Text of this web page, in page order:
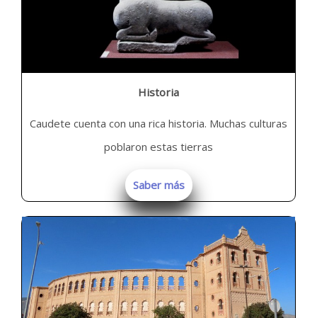
Historia
Caudete cuenta con una rica historia. Muchas culturas
poblaron estas tierras
Saber más